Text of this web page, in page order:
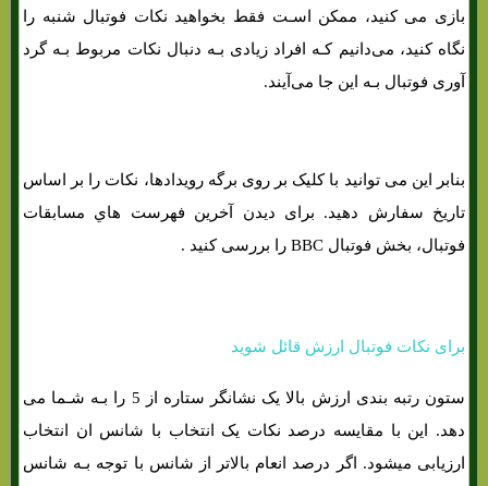
بازی می کنید، ممکن اسـت فقط بخواهید نکات فوتبال شنبه را
نگاه کنید، می‌دانیم کـه افراد زیادی بـه دنبال نکات مربوط بـه گرد
آوری فوتبال بـه این جا می‌آیند.
بنابر این می توانید با کلیک بر روی برگه رویدادها، نکات را بر اساس
تاریخ سفارش دهید. برای دیدن آخرین فهرست هاي‌ مسابقات
فوتبال، بخش فوتبال BBC را بررسی کنید .
برای نکات فوتبال ارزش قائل شوید
ستون رتبه بندی ارزش بالا یک نشانگر ستاره از 5 را بـه شـما می
دهد. این با مقایسه درصد نکات یک انتخاب با شانس ان انتخاب
ارزیابی میشود. اگر درصد انعام بالاتر از شانس با توجه بـه شانس